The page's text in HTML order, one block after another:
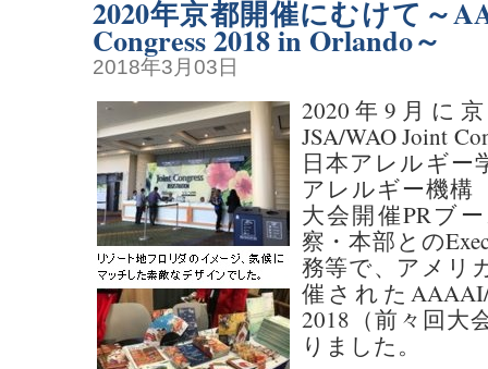
2020年京都開催にむけて～
Congress 2018 in Orlando～
2018年3月03日
2020年9月に
JSA/WAO Joint
日本アレルギー
アレルギー機
大会開催PRブ
察・本部との
務等で、アメリ
催されたAAAAI/
2018（前々回大
りました。